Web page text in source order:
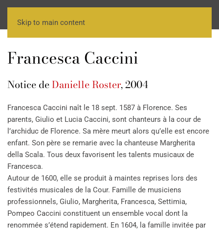
Skip to main content
Francesca Caccini
Notice deDanielle Roster, 2004
Francesca Caccini naît le 18 sept. 1587 à Florence. Ses
parents, Giulio et Lucia Caccini, sont chanteurs à la cour de
l’archiduc de Florence. Sa mère meurt alors qu’elle est encore
enfant. Son père se remarie avec la chanteuse Margherita
della Scala. Tous deux favorisent les talents musicaux de
Francesca.
Autour de 1600, elle se produit à maintes reprises lors des
festivités musicales de la Cour. Famille de musiciens
professionnels, Giulio, Margherita, Francesca, Settimia,
Pompeo Caccini constituent un ensemble vocal dont la
renommée s’étend rapidement. En 1604, la famille invitée par